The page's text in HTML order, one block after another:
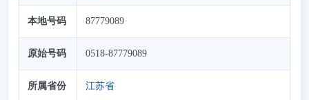
本地号码 87779089
原始号码 0518-87779089
所属省份 江苏省